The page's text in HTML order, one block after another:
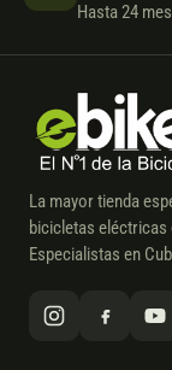
Hasta 24
La mayor tienda
bicicletas eléctricas
Especialistas en